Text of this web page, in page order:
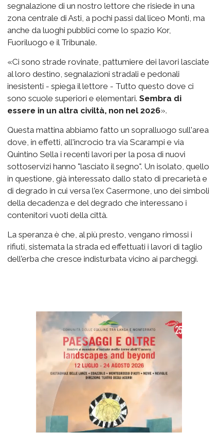
segnalazione di un nostro lettore che risiede in una
zona centrale di Asti, a pochi passi dal liceo Monti, ma
anche da luoghi pubblici come lo spazio Kor,
Fuoriluogo e il Tribunale.
«Ci sono strade rovinate, pattumiere dei lavori lasciate
al loro destino, segnalazioni stradali e pedonali
inesistenti - spiega il lettore - Tutto questo dove ci
sono scuole superiori e elementari. Sembra di
essere in un altra civiltà, non nel 2026».
Questa mattina abbiamo fatto un sopralluogo sull'area
dove, in effetti, all'incrocio tra via Scarampi e via
Quintino Sella i recenti lavori per la posa di nuovi
sottoservizi hanno "lasciato il segno". Un isolato, quello
in questione, già interessato dallo stato di precarietà e
di degrado in cui versa l'ex Casermone, uno dei simboli
della decadenza e del degrado che interessano i
contenitori vuoti della città.
La speranza è che, al più presto, vengano rimossi i
rifiuti, sistemata la strada ed effettuati i lavori di taglio
dell'erba che cresce indisturbata vicino ai parcheggi.